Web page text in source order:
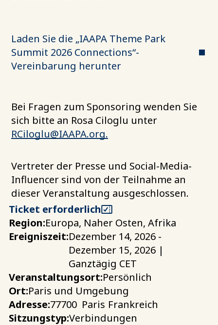
Laden Sie die „IAAPA Theme Park
Summit 2026 Connections“-
Vereinbarung herunter
Bei Fragen zum Sponsoring wenden Sie
sich bitte an Rosa Ciloglu unter
RCiloglu@IAAPA.org.
Vertreter der Presse und Social-Media-
Influencer sind von der Teilnahme an
dieser Veranstaltung ausgeschlossen.
Ticket erforderlich
Region:Europa, Naher Osten, Afrika
Ereigniszeit:Dezember 14, 2026 -
Dezember 15, 2026 |
Ganztägig CET
Veranstaltungsort:Persönlich
Ort:Paris und Umgebung
Adresse:77700 Paris Frankreich
Sitzungstyp:Verbindungen